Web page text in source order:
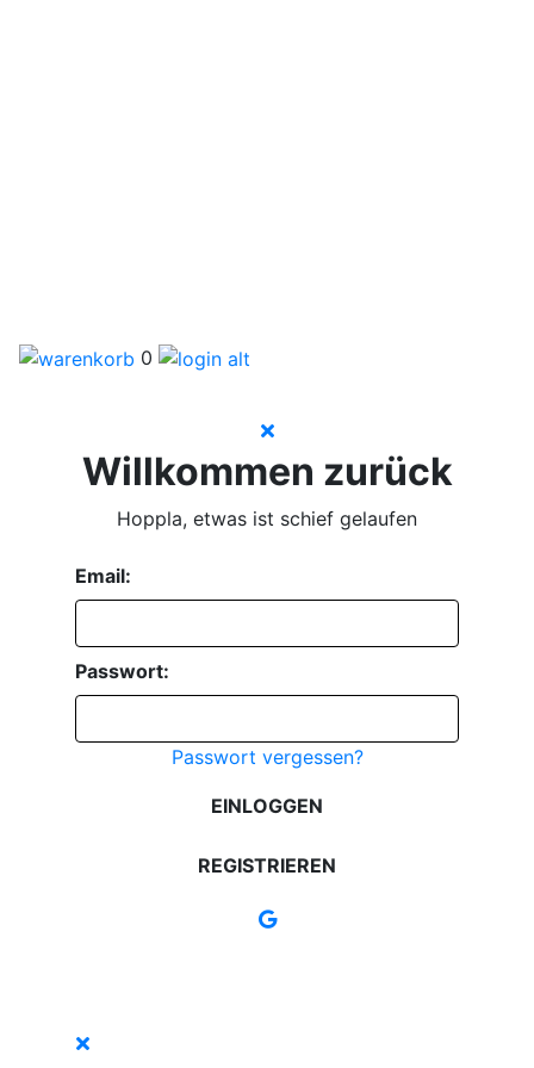
0
Willkommen zurück
Hoppla, etwas ist schief gelaufen
Email:
Passwort:
Passwort vergessen?
EINLOGGEN
REGISTRIEREN